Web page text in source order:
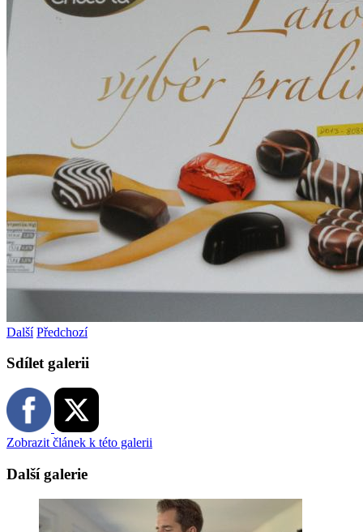
Další Předchozí
Sdílet galerii
Zobrazit článek k této galerii
Další galerie